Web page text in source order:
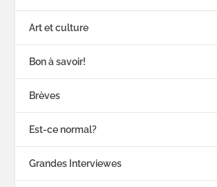
Art et culture
Bon à savoir!
Brèves
Est-ce normal?
Grandes Interviewes